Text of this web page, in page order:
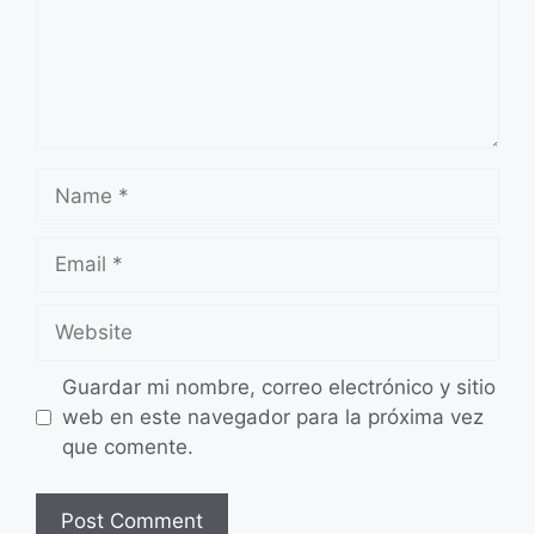
Name
Email
Website
Guardar mi nombre, correo electrónico y sitio
web en este navegador para la próxima vez
que comente.